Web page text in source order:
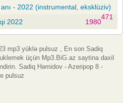
- 2022 (instrumental, eksklüziv)
471
2022 1980
mp3 yüklə pulsuz , En son Sadiq
üçün Mp3.BiG.az saytina daxil
Sadiq Həmidov - Azeripop 8 -
pulsuz